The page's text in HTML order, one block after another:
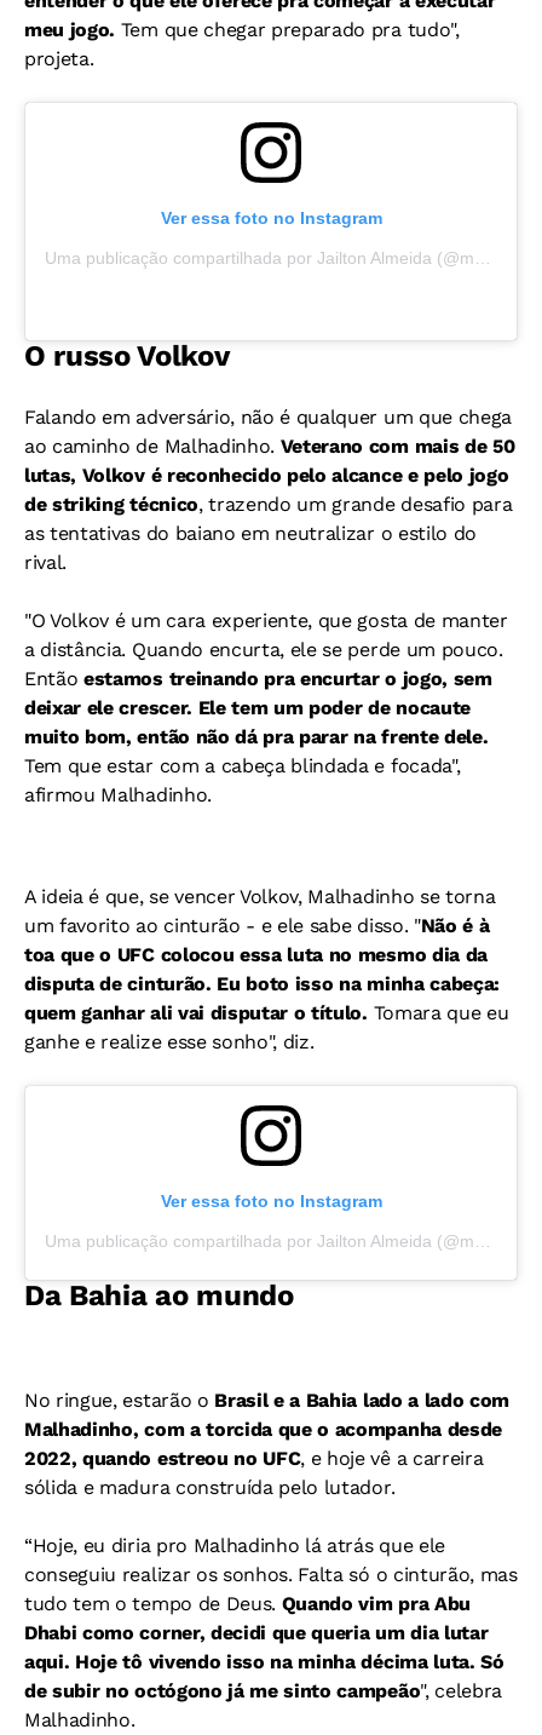
meu jogo. Tem que chegar preparado pra tudo",
projeta.
Ver essa foto no Instagram
Uma publicação compartilhada por Jailton Almeida (@malhadinho_ufc)
O russo Volkov
Falando em adversário, não é qualquer um que chega
ao caminho de Malhadinho. Veterano com mais de 50
lutas, Volkové reconhecido pelo alcance e pelo jogo
de striking técnico, trazendo um grande desafio para
as tentativas do baiano em neutralizar o estilo do
rival.
"O Volkov é um cara experiente, que gosta de manter
a distância. Quando encurta, ele se perde um pouco.
Então estamos treinando pra encurtar o jogo, sem
deixar ele crescer. Ele tem um poder de nocaute
muito bom, então não dá pra parar na frente dele.
Tem que estar com a cabeça blindada e focada",
afirmou Malhadinho.
A ideia é que, se vencer Volkov, Malhadinho se torna
um favorito ao cinturão - e ele sabe disso. "Não é à
toa que o UFC colocou essa luta no mesmo dia da
disputa de cinturão. Eu boto isso na minha cabeça:
quem ganhar ali vai disputar o título. Tomara que eu
ganhe e realize esse sonho", diz.
Ver essa foto no Instagram
Uma publicação compartilhada por Jailton Almeida (@malhadinho_ufc)
Da Bahia ao mundo
No ringue, estarão o Brasil e a Bahia lado a lado com
Malhadinho, com a torcida que o acompanha desde
2022, quando estreou no UFC, e hoje vê a carreira
sólida e madura construída pelo lutador.
“Hoje, eu diria pro Malhadinho lá atrás que ele
conseguiu realizar os sonhos. Falta só o cinturão, mas
tudo tem o tempo de Deus. Quando vim pra Abu
Dhabi como corner, decidi que queria um dia lutar
aqui. Hoje tô vivendo isso na minha décima luta. Só
de subir no octógono já me sinto campeão", celebra
Malhadinho.